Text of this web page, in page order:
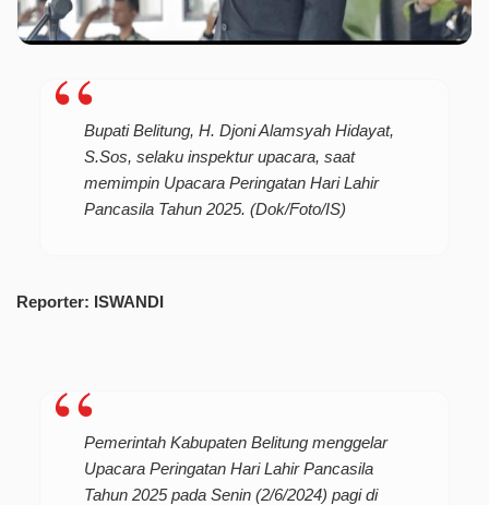
Bupati Belitung, H. Djoni Alamsyah Hidayat,
S.Sos, selaku inspektur upacara, saat
memimpin Upacara Peringatan Hari Lahir
Pancasila Tahun 2025. (Dok/Foto/IS)
Reporter: ISWANDI
Pemerintah Kabupaten Belitung menggelar
Upacara Peringatan Hari Lahir Pancasila
Tahun 2025 pada Senin (2/6/2024) pagi di